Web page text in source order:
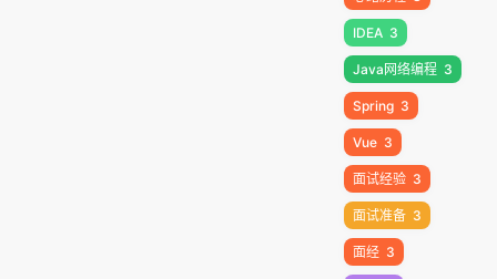
IDEA 3
Java网络编程 3
Spring 3
Vue 3
面试经验 3
面试准备 3
面经 3